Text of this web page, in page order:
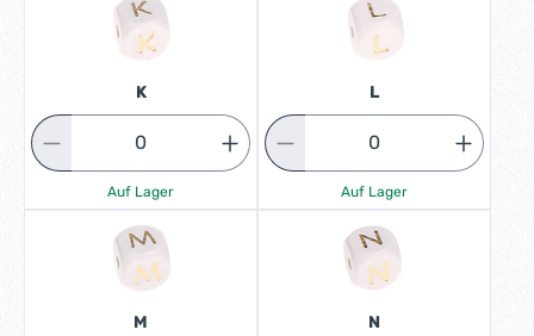
K
Auf Lager
L
Auf Lager
M N